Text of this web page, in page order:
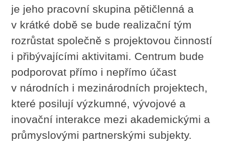
je jeho pracovní skupina pětičlenná a
v krátké době se bude realizační tým
rozrůstat společně s projektovou činností
i přibývajícími aktivitami. Centrum bude
podporovat přímo i nepřímo účast
v národních i mezinárodních projektech,
které posilují výzkumné, vývojové a
inovační interakce mezi akademickými a
průmyslovými partnerskými subjekty.